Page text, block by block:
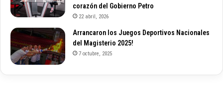
corazón del Gobierno Petro
22 abril, 2026
Arrancaron los Juegos Deportivos Nacionales
del Magisterio 2025!
7 octubre, 2025